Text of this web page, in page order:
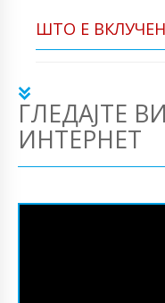
ШТО Е
ГЛЕДАЈТЕ
ИНТЕРНЕТ